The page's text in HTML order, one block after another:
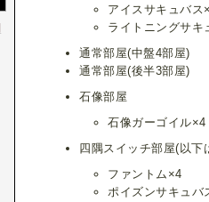
アイスサキュバス
ライトニングサ
通常部屋(中盤4部屋)
通常部屋(後半3部屋)
石像部屋
石像ガーゴイル
四隅スイッチ部屋(以下
ファントム×4
ポイズンサキュバ